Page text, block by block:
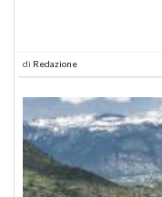
di Redazione